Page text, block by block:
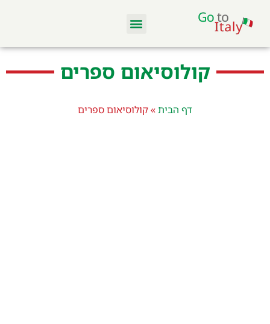
קולוסיאום ספרים
דף הבית»קולוסיאום ספרים